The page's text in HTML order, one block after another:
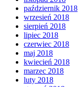
październik 2018
wrzesień 2018
sierpień 2018
lipiec 2018
czerwiec 2018
maj 2018
kwiecień 2018
marzec 2018
luty 2018